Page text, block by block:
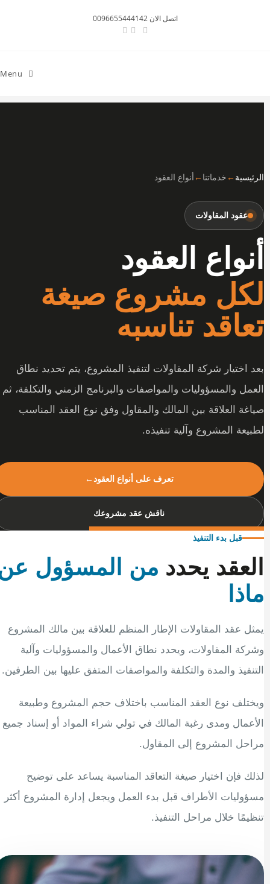
اتصل الان 0096655444142
Menu
الرئيسية←خدماتنا←أنواع العقود
عقود المقاولات
أنواع العقود
لكل مشروع صيغة
تعاقد تناسبه
بعد اختيار شركة المقاولات لتنفيذ المشروع، يتم تحديد نطاق
العمل والمسؤوليات والمواصفات والبرنامج الزمني والتكلفة، ثم
صياغة العلاقة بين المالك والمقاول وفق نوع العقد المناسب
لطبيعة المشروع وآلية تنفيذه.
تعرف على أنواع العقود←
ناقش عقد مشروعك
قبل بدء التنفيذ
العقد يحدد من المسؤول عن
ماذا
يمثل عقد المقاولات الإطار المنظم للعلاقة بين مالك المشروع
وشركة المقاولات، ويحدد نطاق الأعمال والمسؤوليات وآلية
التنفيذ والمدة والتكلفة والمواصفات المتفق عليها بين الطرفين.
ويختلف نوع العقد المناسب باختلاف حجم المشروع وطبيعة
الأعمال ومدى رغبة المالك في تولي شراء المواد أو إسناد جميع
مراحل المشروع إلى المقاول.
لذلك فإن اختيار صيغة التعاقد المناسبة يساعد على توضيح
مسؤوليات الأطراف قبل بدء العمل ويجعل إدارة المشروع أكثر
تنظيمًا خلال مراحل التنفيذ.